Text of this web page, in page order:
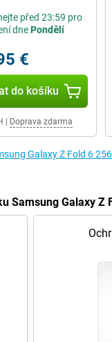
před 23:59 pro
dnePondělí
€
do košíku
Doprava zdarma
Galaxy Z Fold 6
Samsung Galaxy Z